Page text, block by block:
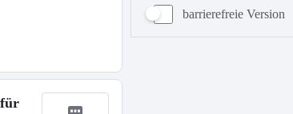
barrierefreie Version